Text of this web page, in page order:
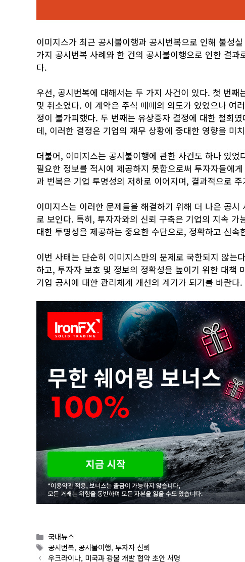
이미지스가 최근 공시불이행과 공시번복으로 인해 불성
가지 공시번복 사례와 한 건의 공시불이행으로 인한 결
다.
우선, 공시번복에 대해서는 두 가지 사건이 있다. 첫 번
및 취소였다. 이 계약은 주식 매매의 의도가 있었으나 여
정이 불가피했다. 두 번째는 유상증자 결정에 대한 철회
데, 이러한 결정은 기업의 재무 상황에 중대한 영향을 미
더불어, 이미지스는 공시불이행에 관한 사건도 하나 있
필요한 정보를 적시에 제공하지 못함으로써 투자자들에
과 번복은 기업 투명성의 저하로 이어지며, 결과적으로
이미지스는 이러한 문제들을 해결하기 위해 더 나은 공
로 보인다. 특히, 투자자와의 신뢰 구축은 기업의 지속
대한 투명성을 제공하는 중요한 수단으로, 정확하고 신속
이번 사태는 단순히 이미지스만의 문제로 국한되지 않는
하고, 투자자 보호 및 정보의 정확성을 높이기 위한 대책
기업 공시에 대한 관리체계 개선의 계기가 되기를 바란다.
Categories
국내뉴스
Tags
공시번복, 공시불이행,투자자 신뢰
우크라이나, 미국과 광물 개발 협약 초안 서명